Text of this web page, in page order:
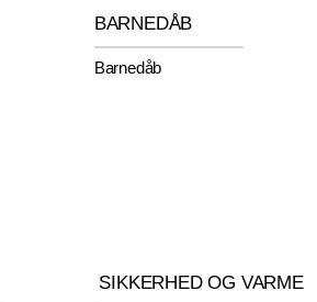
BARNEDÅB
Barnedåb
SIKKERHED OG VARME